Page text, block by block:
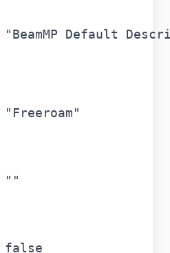
"BeamMP Default
"Freeroam"
""
false